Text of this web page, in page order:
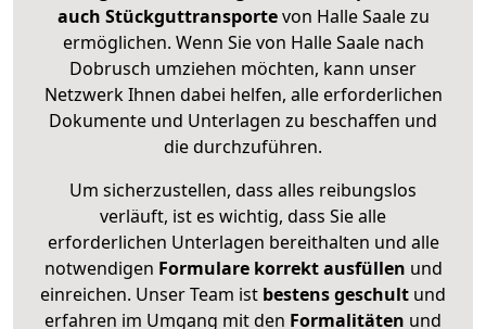
auch Stückguttransportevon Halle Saale zu
ermöglichen. Wenn Sie von Halle Saale nach
Dobrusch umziehen möchten, kann unser
Netzwerk Ihnen dabei helfen, alle erforderlichen
Dokumente und Unterlagen zu beschaffen und
die durchzuführen.
Um sicherzustellen, dass alles reibungslos
verläuft, ist es wichtig, dass Sie alle
erforderlichen Unterlagen bereithalten und alle
notwendigen Formulare korrekt ausfüllen und
einreichen. Unser Team ist bestens geschult und
erfahren im Umgang mit den Formalitäten und